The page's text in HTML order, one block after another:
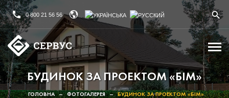
0 800 21 56 56
БУДИНОК ЗА ПРОЕКТОМ «БІМ»
ГОЛОВНА – ФОТОГАЛЕРЕЯ – БУДИНОК ЗА ПРОЕКТОМ «БІМ»